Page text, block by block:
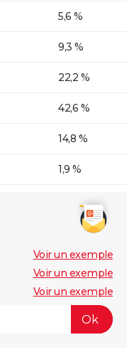
5,6 %
9,3 %
22,2 %
42,6 %
14,8 %
1,9 %
Voir un exemple
Voir un exemple
Voir un exemple